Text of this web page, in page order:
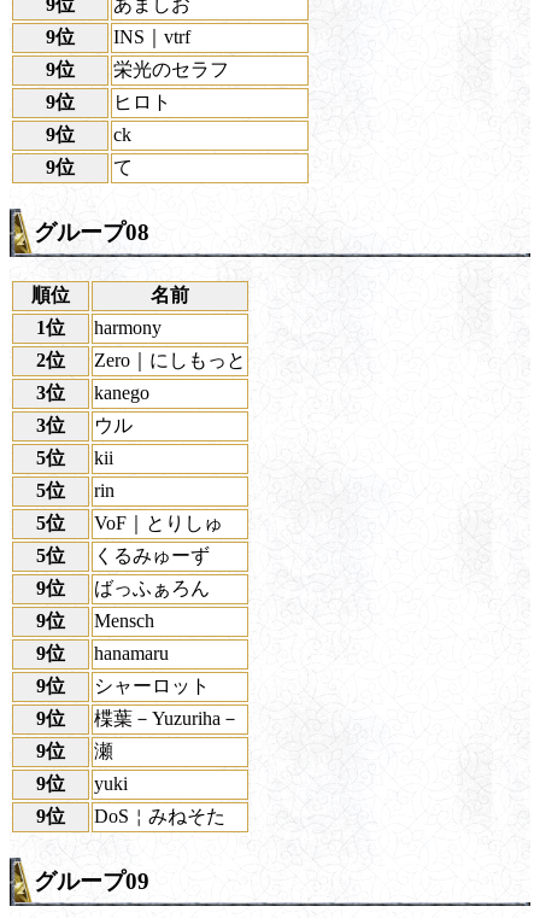
9位
あましお
9位
INS｜vtrf
9位
栄光のセラフ
9位
ヒロト
9位
ck
9位
て
グループ08
順位
名前
1位
harmony
2位
Zero｜にしもっと
3位
kanego
3位
ウル
5位
kii
5位
rin
5位
VoF｜とりしゅ
5位
くるみゅーず
9位
ばっふぁろん
9位
Mensch
9位
hanamaru
9位
シャーロット
9位
楪葉－Yuzuriha－
9位
瀬
9位
yuki
9位
DoS￤みねそた
グループ09